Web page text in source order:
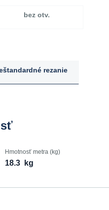
bez otv.
rezanie
Hmotnosť metra (kg)
18.3 kg